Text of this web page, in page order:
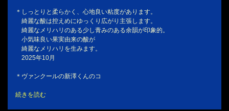
＊しっとりと柔らかく、心地良い粘度があります。
綺麗な酸は控えめにゆっくり広がり主張します。
綺麗なメリハリのある少し青みのある余韻が印象的。
小気味良い果実由来の酸が
綺麗なメリハリを生みます。
2025年10月
＊ヴァンクールの新澤くんのコ
続きを読む